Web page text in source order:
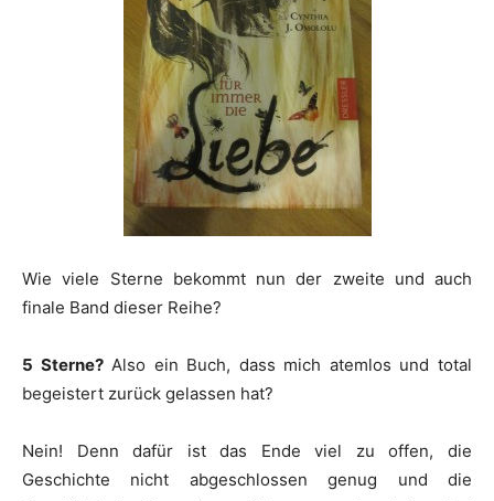
Wie viele Sterne bekommt nun der zweite und auch
finale Band dieser Reihe?
5 Sterne?Also ein Buch, dass mich atemlos und total
begeistert zurück gelassen hat?
Nein! Denn dafür ist das Ende viel zu offen, die
Geschichte nicht abgeschlossen genug und die